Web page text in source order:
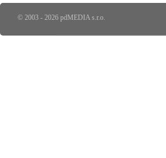
© 2003 - 2026 pdMEDIA s.r.o.